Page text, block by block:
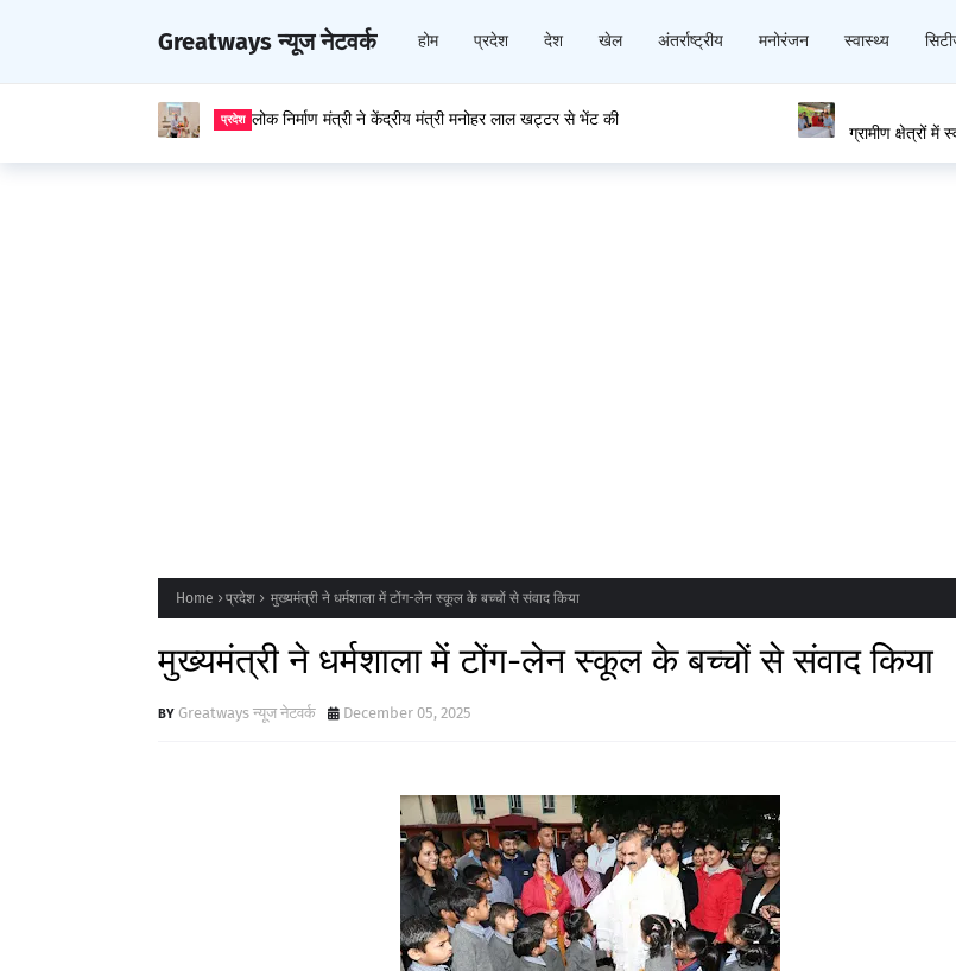
Greatways न्यूज नेटवर्क होम प्रदेश देश खेल अंतर्राष्ट्रीय मनोरंजन स्वास्थ्य
ग्रामीण क्षेत्रों में स्वास्थ्य सुविधाओं का सुदृढ़ीकरण प्रदेश
Home प्रदेश मुख्यमंत्री ने धर्मशाला में टोंग-लेन स्कूल के बच्चों से संवाद किया
मुख्यमंत्री ने धर्मशाला में टोंग-लेन स्कूल के बच्चों से संवाद किया
Greatways न्यूज नेटवर्क December 05, 2025